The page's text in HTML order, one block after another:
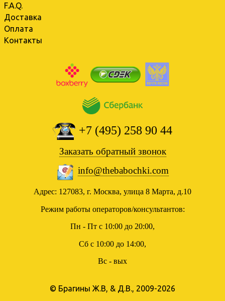
F.A.Q.
Доставка
Оплата
Контакты
+7 (495) 258 90 44
Заказать обратный звонок
info@thebabochki.com
Адрес: 127083, г. Москва, улица 8 Марта, д.10
Режим работы операторов/консультантов:
Пн - Пт с 10:00 до 20:00,
Сб с 10:00 до 14:00,
Вс - вых
© Брагины Ж.В, & Д.В., 2009-2026